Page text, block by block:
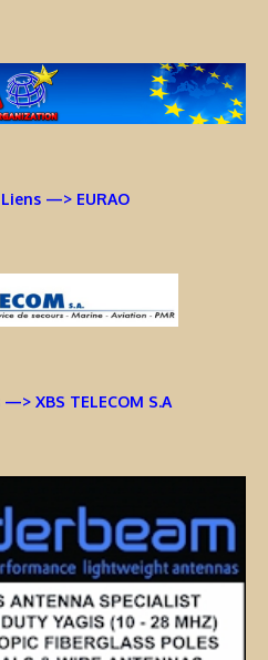
—> EURAO
XBS TELECOM S.A